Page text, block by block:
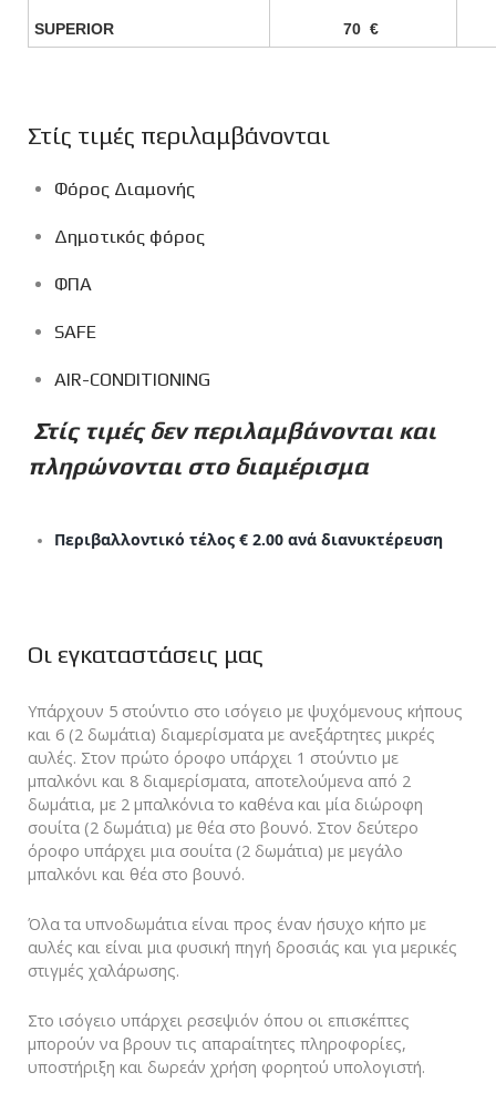
SUPERIOR 70 €
Στίς τιμές περιλαμβάνονται
Φόρος Διαμονής
Δημοτικός φόρος
ΦΠΑ
SAFE
AIR-CONDITIONING
Στίς τιμές δεν περιλαμβάνονται και
πληρώνονται στο διαμέρισμα
Περιβαλλοντικό τέλος € 2.00 ανά διανυκτέρευση
Οι εγκαταστάσεις μας
Υπάρχουν 5 στούντιο στο ισόγειο με ψυχόμενους κήπους
και 6 (2 δωμάτια) διαμερίσματα με ανεξάρτητες μικρές
αυλές. Στον πρώτο όροφο υπάρχει 1 στούντιο με
μπαλκόνι και 8 διαμερίσματα, αποτελούμενα από 2
δωμάτια, με 2 μπαλκόνια το καθένα και μία διώροφη
σουίτα (2 δωμάτια) με θέα στο βουνό. Στον δεύτερο
όροφο υπάρχει μια σουίτα (2 δωμάτια) με μεγάλο
μπαλκόνι και θέα στο βουνό.
Όλα τα υπνοδωμάτια είναι προς έναν ήσυχο κήπο με
αυλές και είναι μια φυσική πηγή δροσιάς και για μερικές
στιγμές χαλάρωσης.
Στο ισόγειο υπάρχει ρεσεψιόν όπου οι επισκέπτες
μπορούν να βρουν τις απαραίτητες πληροφορίες,
υποστήριξη και δωρεάν χρήση φορητού υπολογιστή.